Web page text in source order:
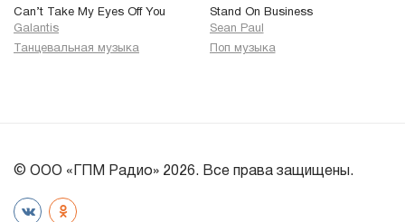
Can’t Take My Eyes Off You
Galantis
Танцевальная музыка
Stand On Business
Sean Paul
Поп музыка
© ООО «ГПМ Радио» 2026. Все права защищены.